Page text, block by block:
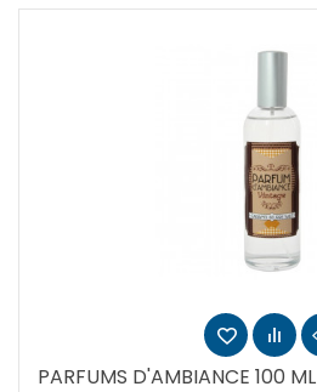
PARFUMS D'AMBIANCE 100 ML